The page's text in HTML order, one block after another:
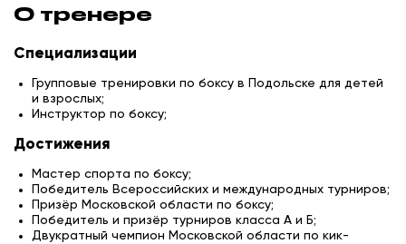
О тренере
Специализации
Групповые тренировки по боксу в Подольске для детей
и взрослых;
Инструктор по боксу;
Достижения
Мастер спорта по боксу;
Победитель Всероссийских и международных турниров;
Призёр Московской области по боксу;
Победитель и призёр турниров класса А и Б;
Двукратный чемпион Московской области по кик-